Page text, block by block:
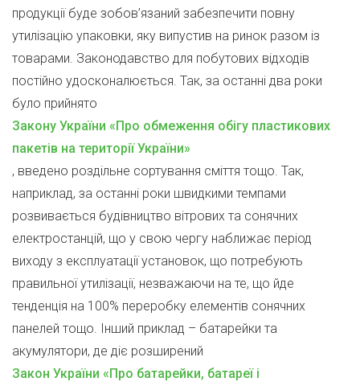
продукції буде зобов’язаний забезпечити повну
утилізацію упаковки, яку випустив на ринок разом із
товарами. Законодавство для побутових відходів
постійно удосконалюється. Так, за останні два роки
було прийнято
Закону України «Про обмеження обігу пластикових
пакетів на території України»
, введено роздільне сортування сміття тощо. Так,
наприклад, за останні роки швидкими темпами
розвивається будівництво вітрових та сонячних
електростанцій, що у свою чергу наближає період
виходу з експлуатації установок, що потребують
правильної утилізації, незважаючи на те, що йде
тенденція на 100% переробку елементів сонячних
панелей тощо. Інший приклад – батарейки та
акумулятори, де діє розширений
Закон України «Про батарейки, батареї і